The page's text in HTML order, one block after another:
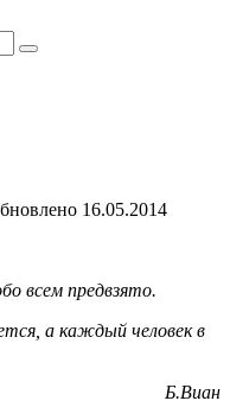
16.05.2014
всем предвзято.
а каждый человек в
Б.Виан